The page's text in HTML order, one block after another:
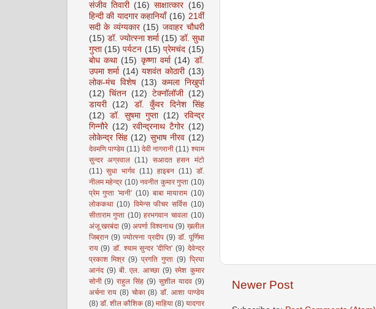
Newer Post
संजीव तिवारी (16) साक्षात्कार (16)
हिन्दी की यादगार कहानियाँ (16) 21वीं
सदी के व्यंग्यकार (15) जवाहर चौधरी
(15) डॉ. ज्योत्स्ना शर्मा (15) डॉ. सुधा
गुप्ता (15) पर्यटन (15) प्रेमचंद (15)
बोध कथा (15) कृष्णा वर्मा (14) डॉ.
उपमा शर्मा (14) यशवंत कोठारी (13)
लोक-मंच विशेष
(13) कमला निखुर्पा
(12) चिंतन (12) टेक्नॉलॉजी
(12)
डायरी
(12)
डॉ. कुँवर दिनेश सिंह
(12) डॉ. सुषमा गुप्ता (12) रविन्द्र
गिन्नौरे (12) रवीन्द्रनाथ टैगोर (12)
लोकेन्द्र सिंह (12) सुभाष नीरव (12)
देवमणि पाण्डेय (11) देवी नागरानी (11) श्याम
सुन्दर अग्रवाल (11) सआदत हसन मंटो
(11) सुधा भार्गव (11) हाइबन (11) डॉ.
नीलम महेन्द्र (10) नवनीत कुमार गुप्ता (10)
प्रेम गुप्ता 'मानी’ (10) बाबा मायाराम (10)
लोककथा (10) विमेन्स फीचर सर्विस (10)
सीताराम गुप्ता (10) हरभगवान चावला (10)
अंजू खरबंदा (9) अपर्णा विश्वनाथ (9) ख़लील
जिब्रान (9) ज्योत्स्ना प्रदीप (9) डॉ. पूर्णिमा
राय (9) डॉ. श्याम सुन्दर 'दीप्ति' (9) देवेन्द्र
प्रकाश मिश्र (9) प्रगति गुप्ता (9) प्रिया
आनंद (9) बी. एल. आच्छा (9) रमेश कुमार
सोनी (9) राहुल सिंह (9) सुशील यादव (9)
अर्चना राय (8) चोका (8) डॉ. आशा पाण्डेय
(8) डॉ. शील कौशिक (8) माहिया (8) यादगार